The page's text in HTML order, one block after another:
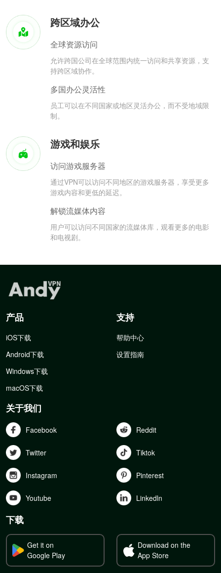
跨区域办公
全球资源访问
允许跨国公司在全球范围内统一访问和共享资源，支
持跨区域协作。
多国办公灵活性
员工可以在不同国家或地区灵活办公，而不受地域限
制。
游戏和娱乐
访问游戏服务器
通过VPN可以访问不同地区的游戏服务器，享受更多
游戏内容和更低的延迟。
解锁流媒体内容
用户可以访问不同国家的流媒体库，观看更多的电影
和电视剧。
产品
iOS下载
Android下载
Windows下载
macOS下载
支持
帮助中心
设置指南
关于我们
Facebook Reddit
Twitter Tiktok
Instagram Pinterest
Youtube Linkedln
下载
Get it on
Google Play
Download on the
App Store